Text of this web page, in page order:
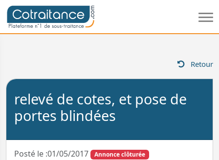
Retour
relevé de cotes, et pose de
portes blindées
Posté le :01/05/2017 Annonce clôturée